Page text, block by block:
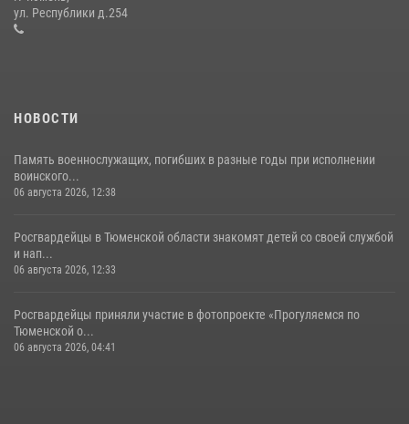
десантирования на Урале
16 июля 2026, 10:42
ул. Республики д.254
НОВОСТИ
Память военнослужащих, погибших в разные годы при исполнении
воинского...
06 августа 2026, 12:38
Росгвардейцы в Тюменской области знакомят детей со своей службой
и нап...
06 августа 2026, 12:33
Росгвардейцы приняли участие в фотопроекте «Прогуляемся по
Тюменской о...
06 августа 2026, 04:41